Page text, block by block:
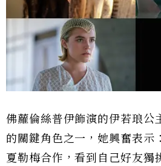
佛蘿倫絲普伊飾演的伊若琅公
的關鍵角色之一，她興奮表示
夏勒梅合作，看到自己好友獨